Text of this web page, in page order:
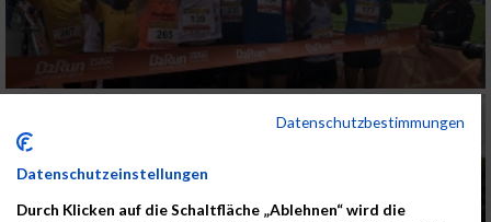
Datenschutzbestimmungen
Datenschutzeinstellungen
Durch Klicken auf die Schaltfläche „Ablehnen“ wird die